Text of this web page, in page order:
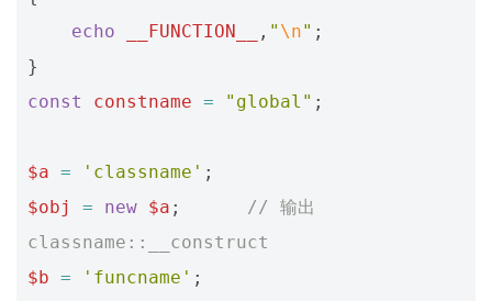
echo
__FUNCTION__ , " \n" ;
}
const
constname = "global" ;
$a = 'classname' ;
$obj
= new $a ;
// 输出
classname::__construct
$b = 'funcname' ;